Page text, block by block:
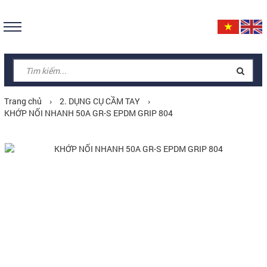
Trang chủ › 2. DỤNG CỤ CẦM TAY
›
KHỚP NỐI NHANH 50A GR-S EPDM GRIP 804